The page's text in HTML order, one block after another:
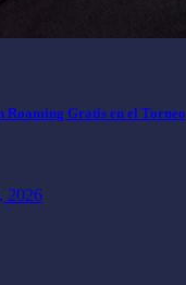
Gratis en el Torneo
2026